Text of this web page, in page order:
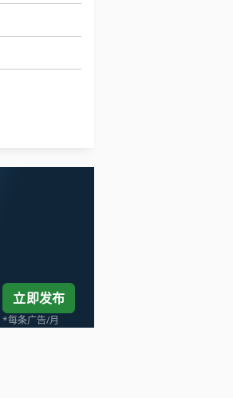
立即发布
*每条广告/月